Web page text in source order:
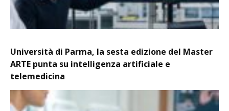
Università di Parma, la sesta edizione del Master
ARTE punta su intelligenza artificiale e
telemedicina